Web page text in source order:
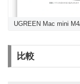
UGREEN Mac mini
比較